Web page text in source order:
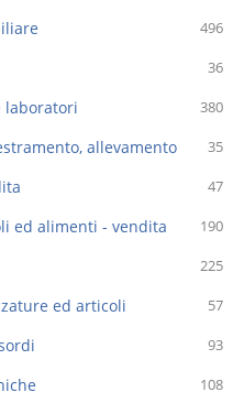
496
36
380
laboratori
35
allevamento
47
190
ed alimenti - vendita
225
57
ed articoli
93
108